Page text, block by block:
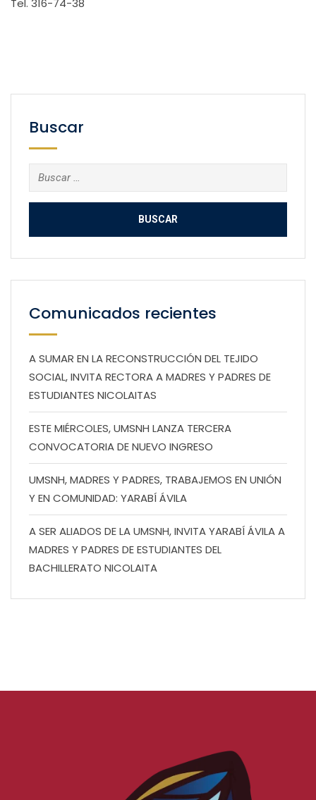
Tel. 316-74-38
Buscar
Buscar:
Comunicados recientes
A SUMAR EN LA RECONSTRUCCIÓN DEL TEJIDO
SOCIAL, INVITA RECTORA A MADRES Y PADRES DE
ESTUDIANTES NICOLAITAS
ESTE MIÉRCOLES, UMSNH LANZA TERCERA
CONVOCATORIA DE NUEVO INGRESO
UMSNH, MADRES Y PADRES, TRABAJEMOS EN UNIÓN
Y EN COMUNIDAD: YARABÍ ÁVILA
A SER ALIADOS DE LA UMSNH, INVITA YARABÍ ÁVILA A
MADRES Y PADRES DE ESTUDIANTES DEL
BACHILLERATO NICOLAITA